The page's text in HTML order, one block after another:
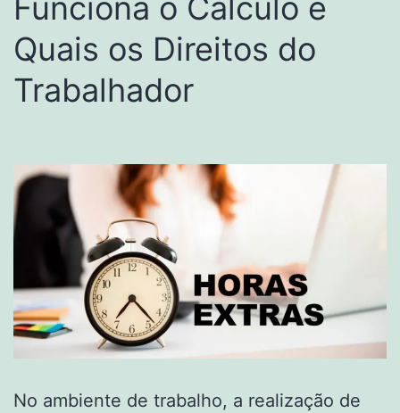
Quais os Direitos do
Trabalhador
No ambiente de trabalho, a realização de